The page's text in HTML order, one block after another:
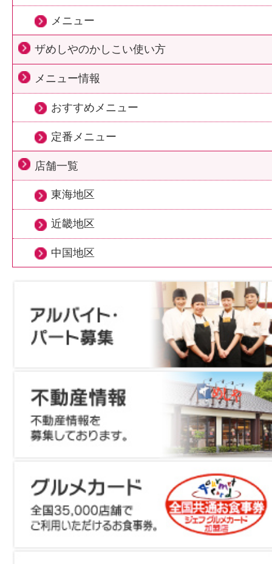
メニュー
ザめしやのかしこい使い方
メニュー情報
おすすめメニュー
定番メニュー
店舗一覧
東海地区
近畿地区
中国地区